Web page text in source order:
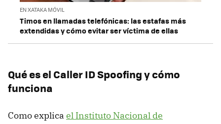
EN XATAKA MÓVIL
Timos en llamadas telefónicas: las estafas más
extendidas y cómo evitar ser víctima de ellas
Qué es el Caller ID Spoofing y cómo
funciona
Como explica el Instituto Nacional de